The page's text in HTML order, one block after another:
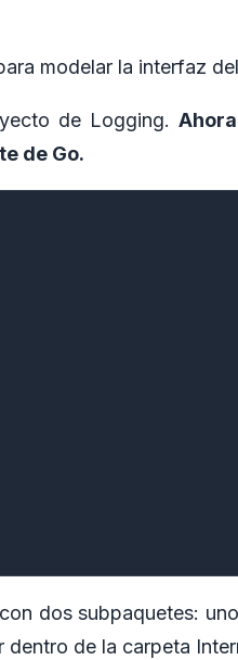
modelar la interfaz
de Logging.
de Go.
dos subpaquetes:
de la carpeta